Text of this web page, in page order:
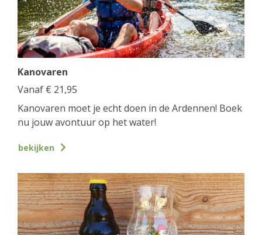
Kanovaren
Vanaf € 21,95
Kanovaren moet je echt doen in de Ardennen! Boek
nu jouw avontuur op het water!
bekijken